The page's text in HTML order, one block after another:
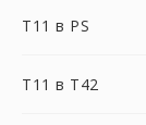
T11 в PS
T11 в T42